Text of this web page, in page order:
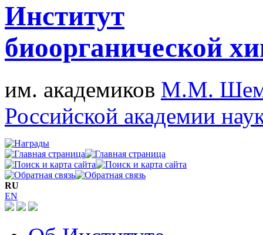
Институт
биоорганической
им. академиков М.М.
Российской академии
RU
EN